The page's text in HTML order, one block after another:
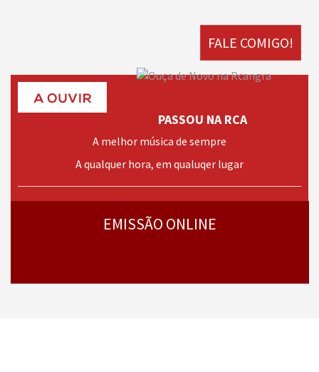
FALE COMIGO!
PASSOU NA RCA
A melhor música de sempre
A qualquer hora, em qualuqer lugar
EMISSÃO ONLINE